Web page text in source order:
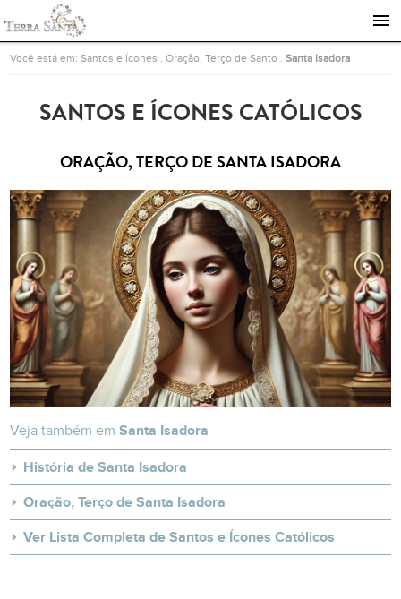
Ir para a página inicial
Você está em:Santos e Ícones .Oração, Terço de Santo .Santa Isadora
SANTOS E ÍCONES CATÓLICOS
ORAÇÃO, TERÇO DE SANTA ISADORA
Veja também emSanta Isadora
História de Santa Isadora
Oração, Terço de Santa Isadora
Ver Lista Completa de Santos e Ícones Católicos